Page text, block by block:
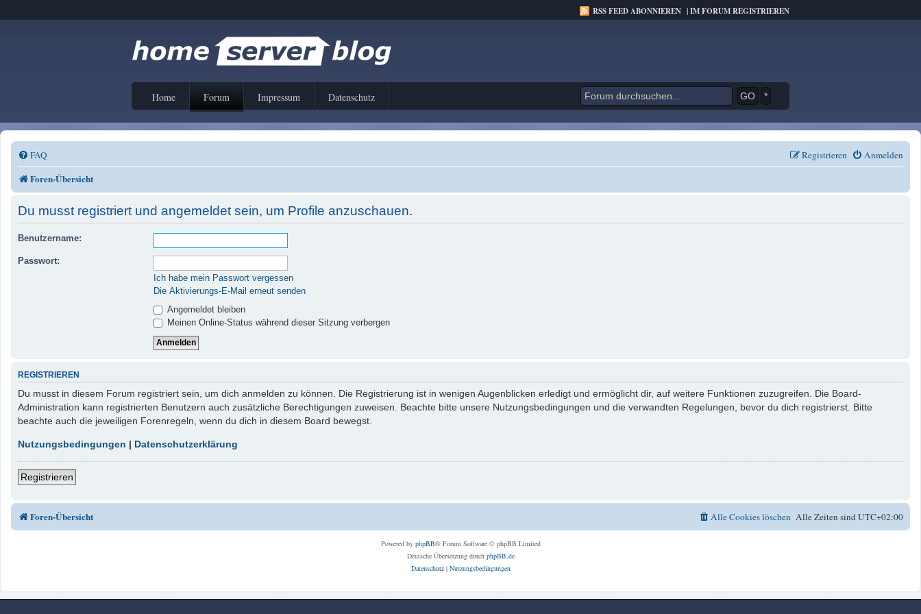
RSS FEED ABONNIEREN |IM FORUM REGISTRIEREN
Home Forum Impressum Datenschutz *
FAQ Anmelden
Registrieren
Foren-Übersicht
Du musst registriert und angemeldet sein, um Profile anzuschauen.
Benutzername:
Passwort:
Ich habe mein Passwort vergessen
Die Aktivierungs-E-Mail erneut senden
Angemeldet bleiben
Meinen Online-Status während dieser Sitzung verbergen
REGISTRIEREN
Du musst in diesem Forum registriert sein, um dich anmelden zu können. Die Registrierung ist in wenigen Augenblicken erledigt und ermöglicht dir, auf weitere Funktionen zuzugreifen. Die Board-
Administration kann registrierten Benutzern auch zusätzliche Berechtigungen zuweisen. Beachte bitte unsere Nutzungsbedingungen und die verwandten Regelungen, bevor du dich registrierst. Bitte
beachte auch die jeweiligen Forenregeln, wenn du dich in diesem Board bewegst.
Nutzungsbedingungen | Datenschutzerklärung
Registrieren
Foren-Übersicht Alle Zeiten sindUTC+02:00
Alle Cookies löschen
Powered by phpBB® Forum Software © phpBB Limited
Deutsche Übersetzung durch phpBB.de
Datenschutz| Nutzungsbedingungen